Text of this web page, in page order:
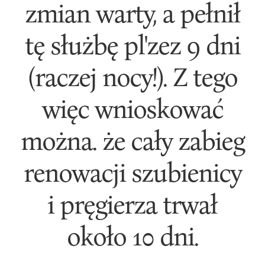
zmian warty, a pełnił
tę służbę pl'zez 9 dni
(raczej nocy!). Z tego
więc wnioskować
można. że cały zabieg
renowacji szubienicy
i pręgierza trwał
około 10 dni.